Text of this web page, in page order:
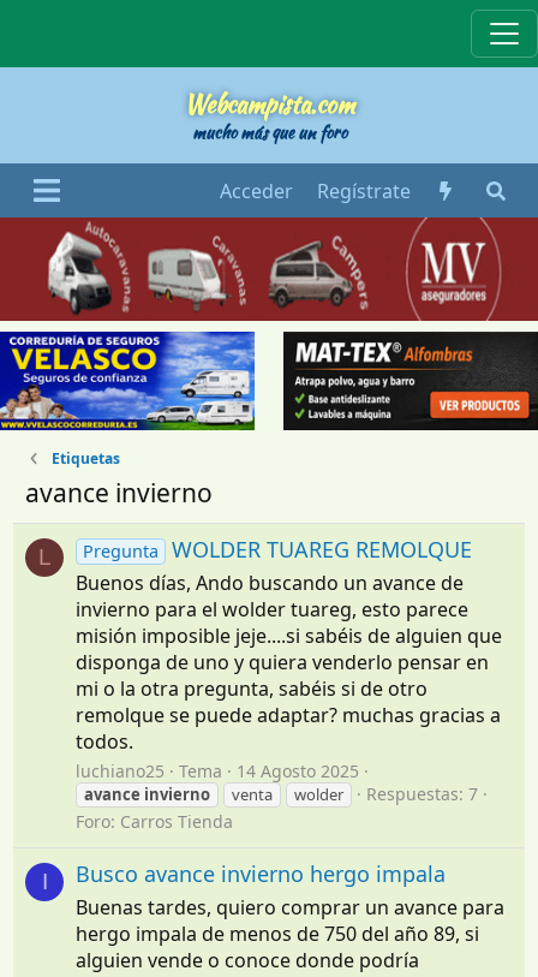
Webcampista.com
mucho más que un foro
Acceder Regístrate
Etiquetas
avance invierno
L Pregunta WOLDER TUAREG REMOLQUE
Buenos días, Ando buscando un avance de
invierno para el wolder tuareg, esto parece
misión imposible jeje....si sabéis de alguien que
disponga de uno y quiera venderlo pensar en
mi o la otra pregunta, sabéis si de otro
remolque se puede adaptar? muchas gracias a
todos.
luchiano25 Tema 14 Agosto 2025
avance invierno venta wolder
Respuestas: 7
Foro: Carros Tienda
I Busco avance invierno hergo impala
Buenas tardes, quiero comprar un avance para
hergo impala de menos de 750 del año 89, si
alguien vende o conoce donde podría